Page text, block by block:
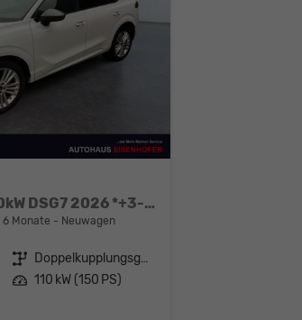
1.5 eTSI 150PS/110kW DSG7 2026 *+3-Zone Climatronic +ACC +Smart Amb*
6 Monate Neuwagen
Getriebe
Doppelkupplungsgetriebe (DSG)
Leistung 110 kW (150 PS)